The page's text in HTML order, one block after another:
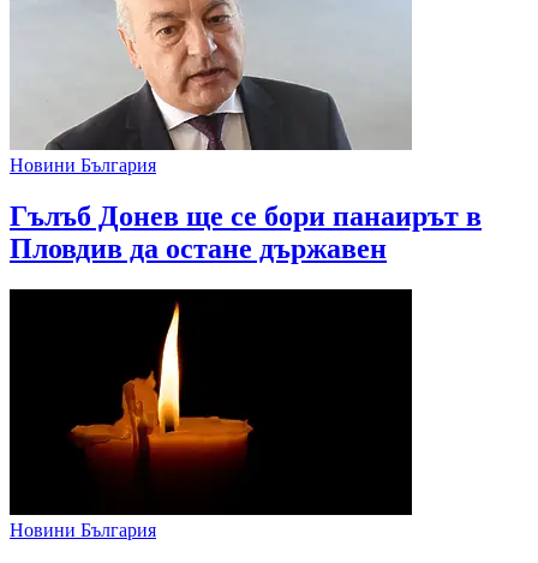
Новини България
Гълъб Донев ще се бори панаирът в
Пловдив да остане държавен
Новини България